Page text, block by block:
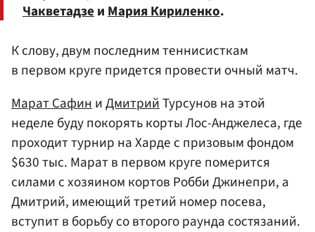
ЧакветадзеиМария Кириленко.
К слову, двум последним теннисисткам
в первом круге придется провести очный матч.
Марат СафиниДмитрийТурсунов на этой
неделе буду покорять корты Лос-Анджелеса, где
проходит турнир на Харде с призовым фондом
$630 тыс. Марат в первом круге померится
силами с хозяином кортов Робби Джинепри, а
Дмитрий, имеющий третий номер посева,
вступит в борьбу со второго раунда состязаний.